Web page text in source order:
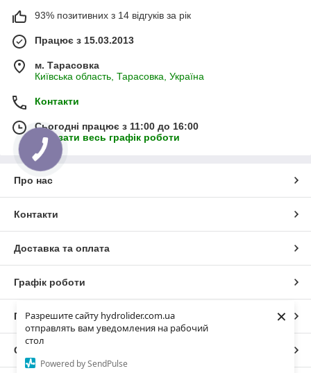
Разрешите сайту hydrolider.com.ua
отправлять вам уведомления на рабочий
стол
Powered by SendPulse
×
93% позитивних з 14 відгуків за рік
Працює з 15.03.2013
м. Тарасовка
Київська область, Тарасовка, Україна
Контакти
Сьогодні працює з 11:00 до 16:00
Показати весь графік роботи
Про нас
Контакти
Доставка та оплата
Графік роботи
Повна версія сайту
Сайт створено на маркетплейсі